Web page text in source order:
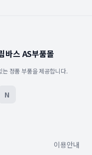
바스 AS부품몰
는 정품 부품을 제공합니다.
N
이용안내